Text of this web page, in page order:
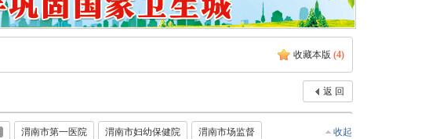
收藏本版 (4)
返 回
收起
渭南市第一医院 渭南市妇幼保健院 渭南市场监督